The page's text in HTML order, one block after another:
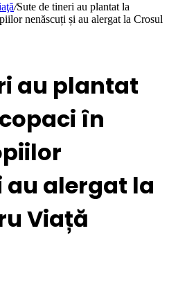
/Sute de tineri au plantat la
nenăscuți și au alergat la Crosul
au plantat
în
au alergat la
Viață